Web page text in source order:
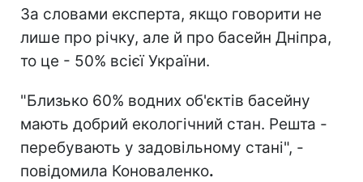
За словами експерта, якщо говорити не
лише про річку, але й про басейн Дніпра,
то це - 50% всієї України.
"Близько 60% водних об'єктів басейну
мають добрий екологічний стан. Решта -
перебувають у задовільному стані", -
повідомила Коноваленко.